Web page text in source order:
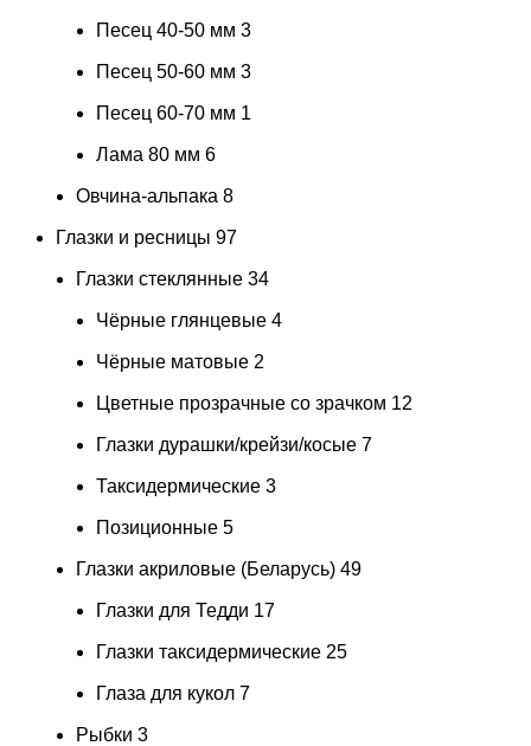
Песец 40-50 мм 3
Песец 50-60 мм 3
Песец 60-70 мм 1
Лама 80 мм 6
Овчина-альпака 8
Глазки и ресницы 97
Глазки стеклянные 34
Чёрные глянцевые 4
Чёрные матовые 2
Цветные прозрачные со зрачком 12
Глазки дурашки/крейзи/косые 7
Таксидермические 3
Позиционные 5
Глазки акриловые (Беларусь) 49
Глазки для Тедди 17
Глазки таксидермические 25
Глаза для кукол 7
Рыбки 3